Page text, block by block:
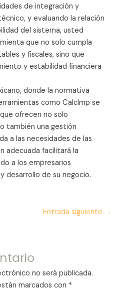
de integración y
y evaluando la relación
del sistema, usted
que no solo cumpla
y fiscales, sino que
y estabilidad financiera
donde la normativa
como CalcImp se
ofrecen no solo
también una gestión
a las necesidades de las
adecuada facilitará la
a los empresarios
desarrollo de su negocio.
Entrada siguiente →
no será publicada.
marcados con *